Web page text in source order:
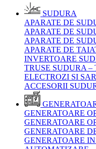
SUDURA
APARATE DE
APARATE DE
APARATE DE
APARATE DE
INVERTOARE
TRUSE SUDURA
ELECTROZI SI
ACCESORII
GENERATOARE
GENERATOARE
GENERATOARE
GENERATOARE